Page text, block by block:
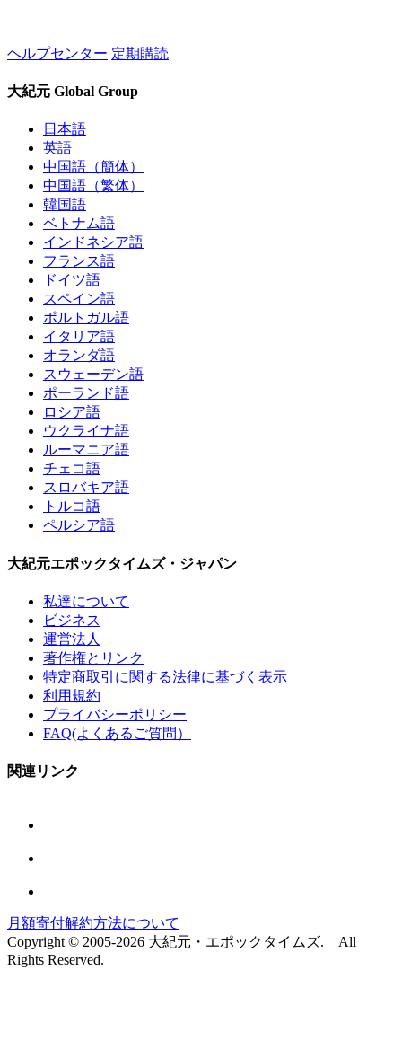
ヘルプセンター 定期購読
大紀元 Global Group
日本語
英語
中国語（簡体）
中国語（繁体）
韓国語
ベトナム語
インドネシア語
フランス語
ドイツ語
スペイン語
ポルトガル語
イタリア語
オランダ語
スウェーデン語
ポーランド語
ロシア語
ウクライナ語
ルーマニア語
チェコ語
スロバキア語
トルコ語
ペルシア語
大紀元エポックタイムズ・ジャパン
私達について
ビジネス
運営法人
著作権とリンク
特定商取引に関する法律に基づく表示
利用規約
プライバシーポリシー
FAQ(よくあるご質問）
関連リンク
月額寄付解約方法について
Copyright © 2005-2026 大紀元・エポックタイムズ. All
Rights Reserved.